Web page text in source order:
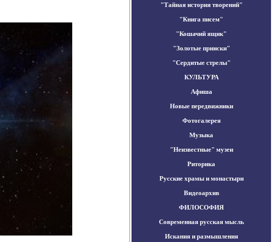
"Тайная история творений"
"Книга писем"
"Кошачий ящик"
"Золотые прииски"
"Сердитые стрелы"
КУЛЬТУРА
Афиша
Новые передвижники
Фотогалерея
Музыка
"Неизвестные" музеи
Риторика
Русские храмы и монастыри
Видеоархив
ФИЛОСОФИЯ
Современная русская мысль
Искания и размышления